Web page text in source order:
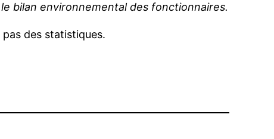
bilan environnemental des fonctionnaires.
des statistiques.